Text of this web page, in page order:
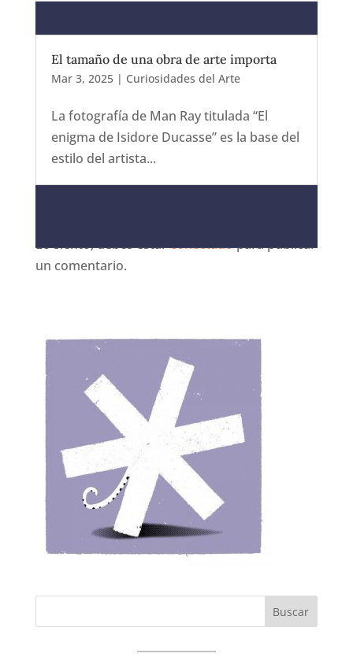
El tamaño de una obra de arte importa
Mar 3, 2025| Curiosidades del Arte
La fotografía de Man Ray titulada “El
enigma de Isidore Ducasse” es la base del
estilo del artista...
Lo siento, debes estarconectadopara publicar
un comentario.